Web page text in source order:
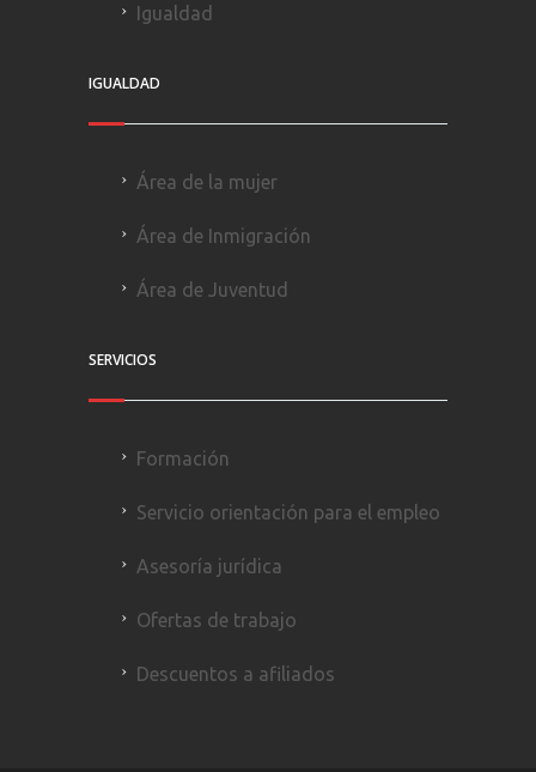
Igualdad
IGUALDAD
Área de la mujer
Área de Inmigración
Área de Juventud
SERVICIOS
Formación
Servicio orientación para el empleo
Asesoría jurídica
Ofertas de trabajo
Descuentos a afiliados